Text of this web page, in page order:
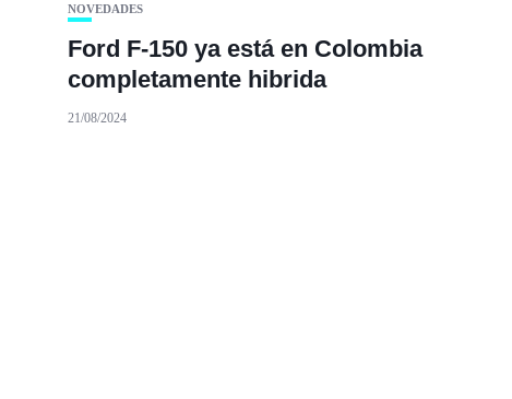
NOVEDADES
Ford F-150 ya está en Colombia
completamente hibrida
21/08/2024